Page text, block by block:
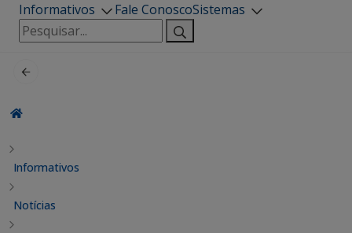
Informativos
Fale ConoscoSistemas
Pesquisar
por:
Informativos
Notícias